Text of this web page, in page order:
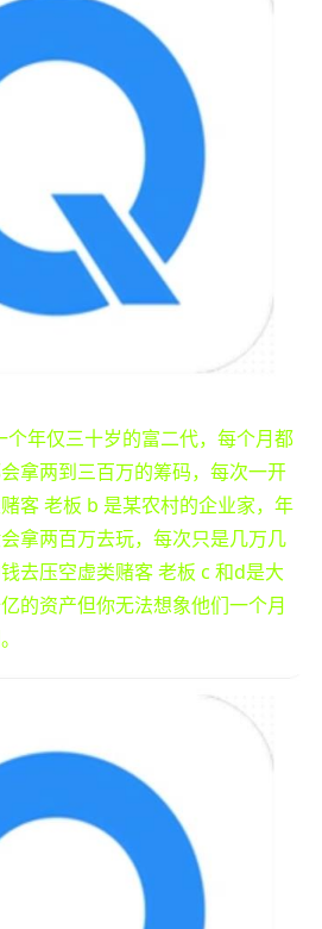
个年仅三十岁的富二代，每个月都
拿两到三百万的筹码，每次一开
客 老板 b 是某农村的企业家，年
拿两百万去玩，每次只是几万几
去压空虚类赌客 老板 c 和d是大
的资产但你无法想象他们一个月